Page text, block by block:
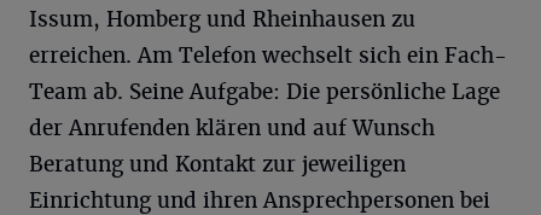
Issum, Homberg und Rheinhausen zu
erreichen. Am Telefon wechselt sich ein Fach-
Team ab. Seine Aufgabe: Die persönliche Lage
der Anrufenden klären und auf Wunsch
Beratung und Kontakt zur jeweiligen
Einrichtung und ihren Ansprechpersonen bei